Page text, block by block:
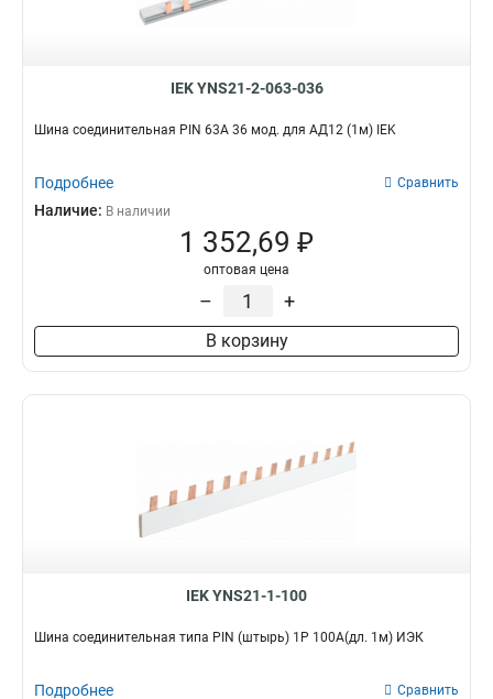
IEK YNS21-2-063-036
Шина соединительная PIN 63A 36 мод. для АД12 (1м) IEK
Подробнее Сравнить
Наличие: В наличии
1 352,69 ₽
оптовая цена
– +
В корзину
IEK YNS21-1-100
Шина соединительная типа PIN (штырь) 1Р 100А(дл. 1м) ИЭК
Подробнее Сравнить